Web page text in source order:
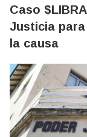
Caso
Justicia
la causa